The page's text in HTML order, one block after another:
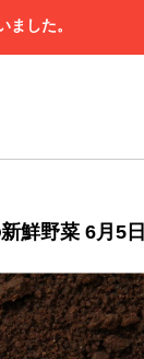
した。
鮮野菜 6月5